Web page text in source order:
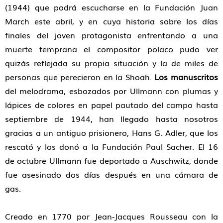
(1944) que podrá escucharse en la Fundación Juan
March este abril, y en cuya historia sobre los días
finales del joven protagonista enfrentando a una
muerte temprana el compositor polaco pudo ver
quizás reflejada su propia situación y la de miles de
personas que perecieron en la Shoah. Los manuscritos
del melodrama, esbozados por Ullmann con plumas y
lápices de colores en papel pautado del campo hasta
septiembre de 1944, han llegado hasta nosotros
gracias a un antiguo prisionero, Hans G. Adler, que los
rescató y los donó a la Fundación Paul Sacher. El 16
de octubre Ullmann fue deportado a Auschwitz, donde
fue asesinado dos días después en una cámara de
gas.
Creado en 1770 por Jean-Jacques Rousseau con la